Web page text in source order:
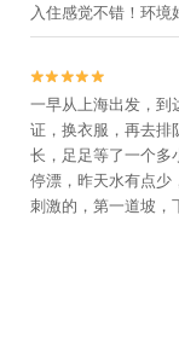
入住感觉不错！环境


一早从上海出发，到
证，换衣服，再去排
长，足足等了一个多
停漂，昨天水有点少
刺激的，第一道坡，
还好。不太大，总